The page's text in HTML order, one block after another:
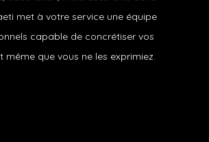
met à votre service une équipe
capable de concrétiser vos
même que vous ne les exprimiez.